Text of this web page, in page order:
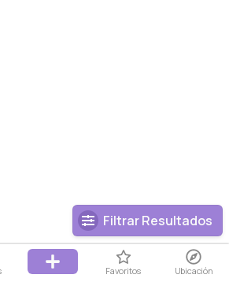
Filtrar Resultados
Favoritos Ubicación